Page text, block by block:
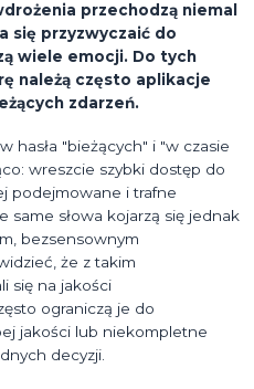
przechodzą niemal
się przyzwyczaić do
wiele emocji. Do tych
należą często aplikacje
zdarzeń.
hasła "bieżących" i "w czasie
wreszcie szybki dostęp do
podejmowane i trafne
same słowa kojarzą się jednak
bezsensownym
że z takim
się na jakości
ograniczą je do
jakości lub niekompletne
decyzji.